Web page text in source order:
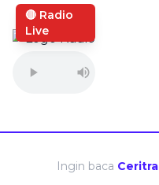
🔴 Radio
Live
Ingin baca Ceritra